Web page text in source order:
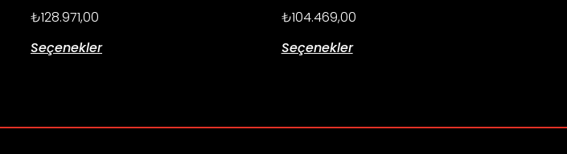
₺128.971,00
Seçenekler
₺104.469,00
Seçenekler